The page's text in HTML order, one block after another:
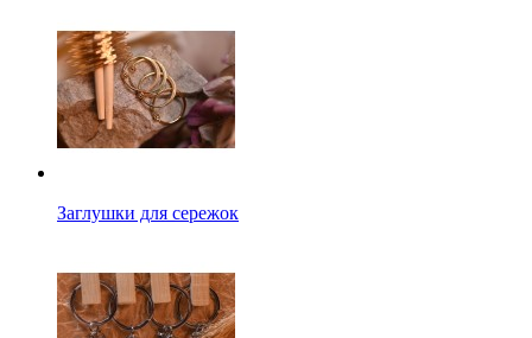
Заглушки для сережок